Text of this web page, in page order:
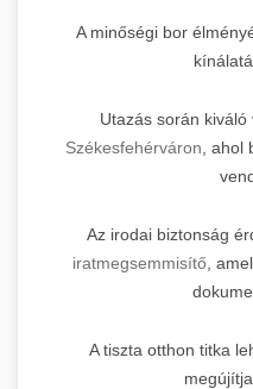
A minőségi bor
Utazás során kiváló
Székesfehérváron ,
Az irodai biztonság
iratmegsemmisítő,
A tiszta otthon titka